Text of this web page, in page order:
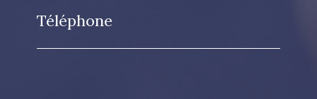
Téléphone